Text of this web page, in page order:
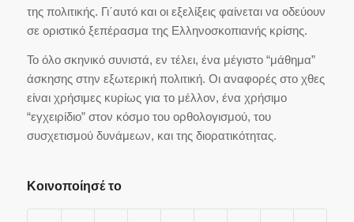
της πολιτικής. Γι΄αυτό και οι εξελίξεις φαίνεται να οδεύουν
σε οριστικό ξεπέρασμα της Ελληνοσκοπιανής κρίσης.
Το όλο σκηνικό συνιστά, εν τέλει, ένα μέγιστο “μάθημα”
άσκησης στην εξωτερική πολιτική. Οι αναφορές στο χθες
είναι χρήσιμες κυρίως για το μέλλον, ένα χρήσιμο
“εγχειρίδιο” στον κόσμο του ορθολογισμού, του
συσχετισμού δυνάμεων, και της διορατικότητας.
Κοινοποίησέ το